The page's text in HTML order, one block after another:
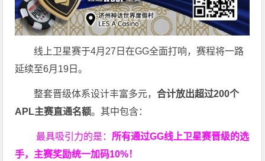
线上卫星赛于4月27日在GG全面打响，赛程将一路
延续至6月19日。
整套晋级体系设计丰富多元，合计放出超过200个
APL主赛直通名额。其中包含：
最具吸引力的是： 所有通过GG线上卫星赛晋级的选
手，主赛奖励统一加码10%！